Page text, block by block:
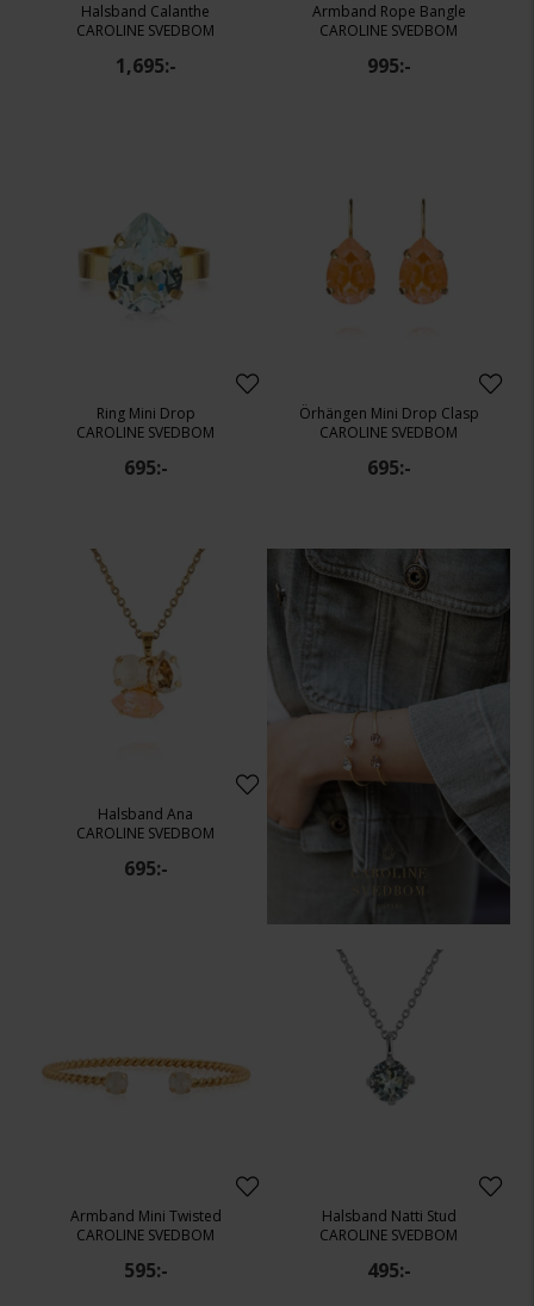
Halsband Calanthe
CAROLINE SVEDBOM
1,695:-
Armband Rope Bangle
CAROLINE SVEDBOM
995:-
Ring Mini Drop
CAROLINE SVEDBOM
695:-
Örhängen Mini Drop Clasp
CAROLINE SVEDBOM
695:-
Halsband Ana
CAROLINE SVEDBOM
695:-
Armband Mini Twisted
CAROLINE SVEDBOM
595:-
Halsband Natti Stud
CAROLINE SVEDBOM
495:-